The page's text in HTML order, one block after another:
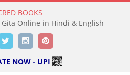
BOOKS
Online in Hindi & English
TwitterInstagramPinterest
NOW - UPI